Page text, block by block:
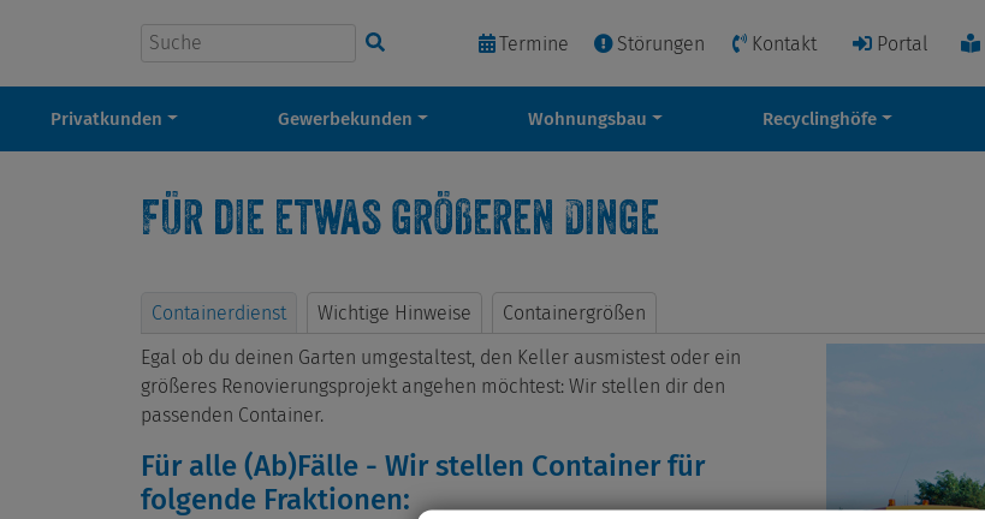
Suchbegriff eingeben Termine Störungen Kontakt Portal
Privatkunden Gewerbekunden Wohnungsbau Recyclinghöfe
Für die etwas größeren Dinge
Containerdienst Wichtige Hinweise
Containergrößen
Egal ob du deinen Garten umgestaltest, den Keller ausmistest oder ein
größeres Renovierungsprojekt angehen möchtest: Wir stellen dir den
passenden Container.
Für alle (Ab)Fälle - Wir stellen Container für
folgende Fraktionen: